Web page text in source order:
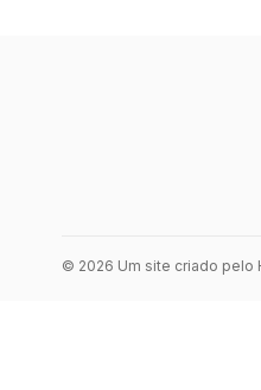
© 2026 Um site criado pelo